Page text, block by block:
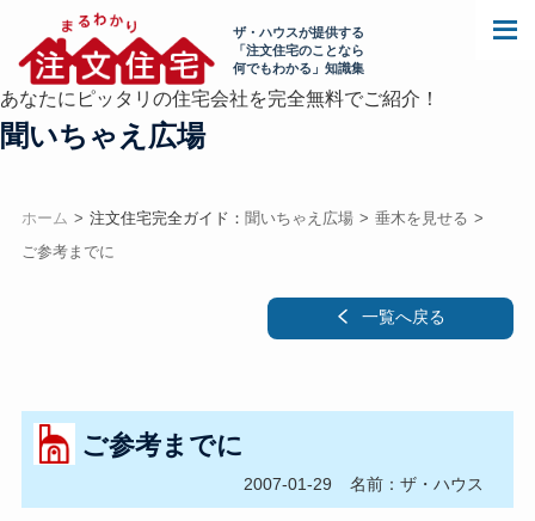
ザ・ハウスが提供する
「注文住宅のことなら
何でもわかる」知識集
あなたにピッタリの住宅会社を完全無料でご紹介！
聞いちゃえ広場
ホーム 注文住宅完全ガイド： 聞いちゃえ広場
垂木を見せる
ご参考までに
一覧へ戻る
ご参考までに
2007-01-29 名前：ザ・ハウス